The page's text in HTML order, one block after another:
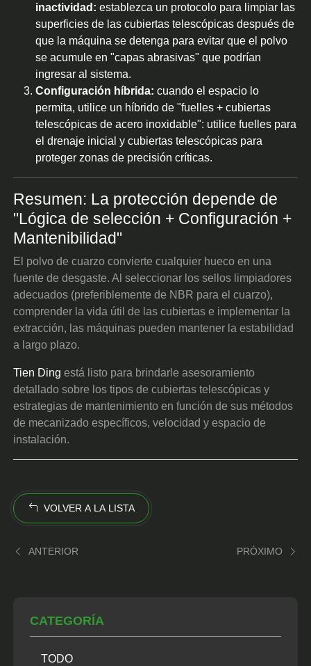
inactividad: establezca un protocolo para limpiar las
superficies de las cubiertas telescópicas después de
que la máquina se detenga para evitar que el polvo
se acumule en "capas abrasivas" que podrían
ingresar al sistema.
Configuración híbrida: cuando el espacio lo
permita, utilice un híbrido de "fuelles + cubiertas
telescópicas de acero inoxidable": utilice fuelles para
el drenaje inicial y cubiertas telescópicas para
proteger zonas de precisión críticas.
Resumen: La protección depende de
"Lógica de selección + Configuración +
Mantenibilidad"
El polvo de cuarzo convierte cualquier hueco en una
fuente de desgaste. Al seleccionar los sellos limpiadores
adecuados (preferiblemente de NBR para el cuarzo),
comprender la vida útil de las cubiertas e implementar la
extracción, las máquinas pueden mantener la estabilidad
a largo plazo.
Tien Ding está listo para brindarle asesoramiento
detallado sobre los tipos de cubiertas telescópicas y
estrategias de mantenimiento en función de sus métodos
de mecanizado específicos, velocidad y espacio de
instalación.
VOLVER A LA LISTA
ANTERIOR PRÓXIMO
CATEGORÍA
TODO